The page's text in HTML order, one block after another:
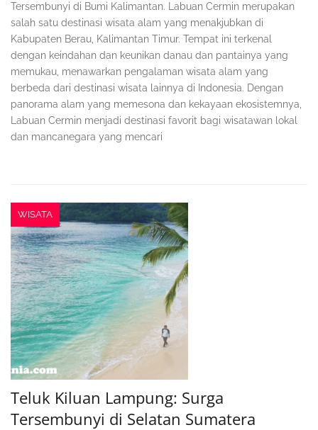
Tersembunyi di Bumi Kalimantan. Labuan Cermin merupakan
salah satu destinasi wisata alam yang menakjubkan di
Kabupaten Berau, Kalimantan Timur. Tempat ini terkenal
dengan keindahan dan keunikan danau dan pantainya yang
memukau, menawarkan pengalaman wisata alam yang
berbeda dari destinasi wisata lainnya di Indonesia. Dengan
panorama alam yang memesona dan kekayaan ekosistemnya,
Labuan Cermin menjadi destinasi favorit bagi wisatawan lokal
dan mancanegara yang mencari
WISATA
Teluk Kiluan Lampung: Surga
Tersembunyi di Selatan Sumatera